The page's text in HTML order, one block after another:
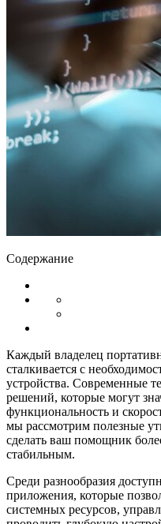
Содержание
Каждый владелец
сталкивается с
устройства. Современные
решений, которые могут
функциональность и
мы рассмотрим полезные
сделать ваш помощник
стабильным.
Среди разнообразия
приложения, которые
системных ресурсов,